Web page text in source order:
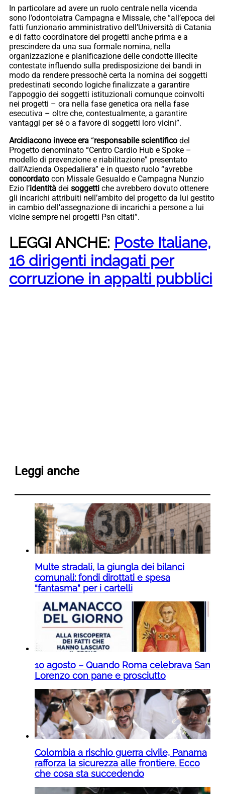
In particolare ad avere un ruolo centrale nella vicenda
sono l’odontoiatra Campagna e Missale, che “all’epoca dei
fatti funzionario amministrativo dell’Università di Catania
e di fatto coordinatore dei progetti anche prima e a
prescindere da una sua formale nomina, nella
organizzazione e pianificazione delle condotte illecite
contestate influendo sulla predisposizione dei bandi in
modo da rendere pressochè certa la nomina dei soggetti
predestinati secondo logiche finalizzate a garantire
l’appoggio dei soggetti istituzionali comunque coinvolti
nei progetti – ora nella fase genetica ora nella fase
esecutiva – oltre che, contestualmente, a garantire
vantaggi per sé o a favore di soggetti loro vicini”.
Arcidiacono invece era “responsabile scientifico del
Progetto denominato “Centro Cardio Hub e Spoke –
modello di prevenzione e riabilitazione” presentato
dall’Azienda Ospedaliera” e in questo ruolo “avrebbe
concordato con Missale Gesualdo e Campagna Nunzio
Ezio l’identità dei soggetti che avrebbero dovuto ottenere
gli incarichi attribuiti nell’ambito del progetto da lui gestito
in cambio dell’assegnazione di incarichi a persone a lui
vicine sempre nei progetti Psn citati”.
LEGGI ANCHE: Poste Italiane,
16 dirigenti indagati per
corruzione in appalti pubblici
Leggi anche
Multe stradali, la giungla dei bilanci
comunali: fondi dirottati e spesa
“fantasma” per i cartelli
10 agosto – Quando Roma celebrava San
Lorenzo con pane e prosciutto
Colombia a rischio guerra civile, Panama
rafforza la sicurezza alle frontiere. Ecco
che cosa sta succedendo